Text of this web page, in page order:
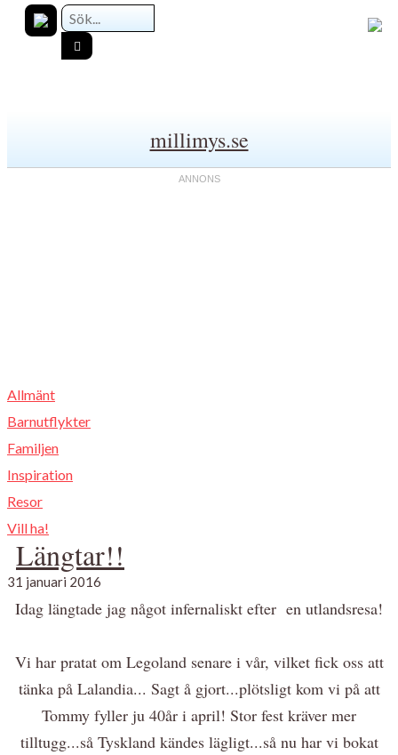
millimys.se
Allmänt
Barnutflykter
Familjen
Inspiration
Resor
Vill ha!
Längtar!!
31 januari 2016
Idag längtade jag något infernaliskt efter en utlandsresa!
Vi har pratat om Legoland senare i vår, vilket fick oss att
tänka på Lalandia... Sagt å gjort...plötsligt kom vi på att
Tommy fyller ju 40år i april! Stor fest kräver mer
tilltugg...så Tyskland kändes lägligt...så nu har vi bokat